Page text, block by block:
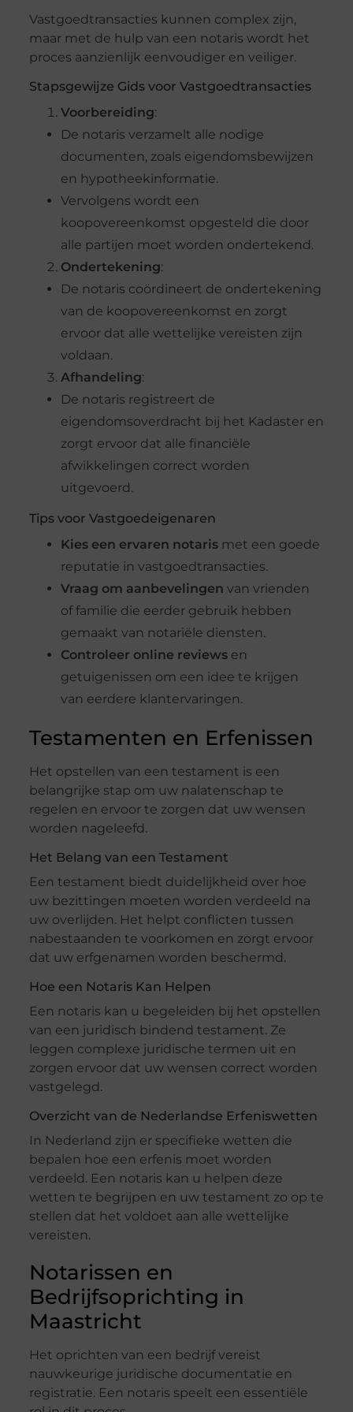
Vastgoedtransacties kunnen complex zijn,
maar met de hulp van een notaris wordt het
proces aanzienlijk eenvoudiger en veiliger.
Stapsgewijze Gids voor Vastgoedtransacties
Voorbereiding:
De notaris verzamelt alle nodige
documenten, zoals eigendomsbewijzen
en hypotheekinformatie.
Vervolgens wordt een
koopovereenkomst opgesteld die door
alle partijen moet worden ondertekend.
Ondertekening:
De notaris coördineert de ondertekening
van de koopovereenkomst en zorgt
ervoor dat alle wettelijke vereisten zijn
voldaan.
Afhandeling:
De notaris registreert de
eigendomsoverdracht bij het Kadaster en
zorgt ervoor dat alle financiële
afwikkelingen correct worden
uitgevoerd.
Tips voor Vastgoedeigenaren
Kies een ervaren notarismet een goede
reputatie in vastgoedtransacties.
Vraag om aanbevelingen van vrienden
of familie die eerder gebruik hebben
gemaakt van notariële diensten.
Controleer online reviewsen
getuigenissen om een idee te krijgen
van eerdere klantervaringen.
Testamenten en Erfenissen
Het opstellen van een testament is een
belangrijke stap om uw nalatenschap te
regelen en ervoor te zorgen dat uw wensen
worden nageleefd.
Het Belang van een Testament
Een testament biedt duidelijkheid over hoe
uw bezittingen moeten worden verdeeld na
uw overlijden. Het helpt conflicten tussen
nabestaanden te voorkomen en zorgt ervoor
dat uw erfgenamen worden beschermd.
Hoe een Notaris Kan Helpen
Een notaris kan u begeleiden bij het opstellen
van een juridisch bindend testament. Ze
leggen complexe juridische termen uit en
zorgen ervoor dat uw wensen correct worden
vastgelegd.
Overzicht van de Nederlandse Erfeniswetten
In Nederland zijn er specifieke wetten die
bepalen hoe een erfenis moet worden
verdeeld. Een notaris kan u helpen deze
wetten te begrijpen en uw testament zo op te
stellen dat het voldoet aan alle wettelijke
vereisten.
Notarissen en
Bedrijfsoprichting in
Maastricht
Het oprichten van een bedrijf vereist
nauwkeurige juridische documentatie en
registratie. Een notaris speelt een essentiële